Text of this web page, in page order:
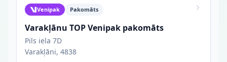
Venipak Pakomāts
Varakļānu TOP Venipak pakomāts
Pils iela 7D
Varakļāni, 4838